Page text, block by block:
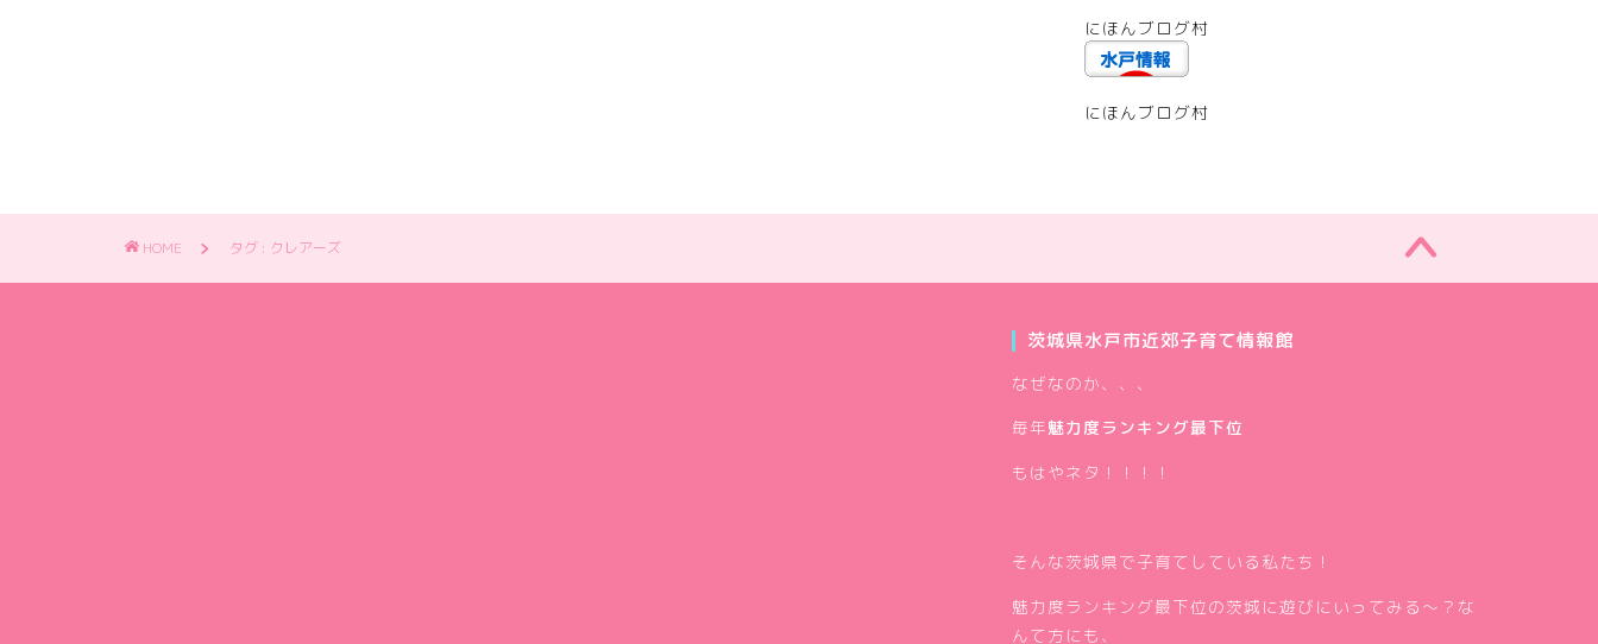
にほんブログ村
にほんブログ村
HOME タグ : クレアーズ
茨城県水戸市近郊子育て情報館
なぜなのか、、、
毎年魅力度ランキング最下位
もはやネタ！！！！
そんな茨城県で子育てしている私たち！
魅力度ランキング最下位の茨城に遊びにいってみる～？な
んて方にも、